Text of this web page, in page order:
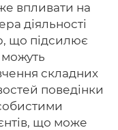
впливати на
діяльності
що підсилює
складних
поведінки
що може